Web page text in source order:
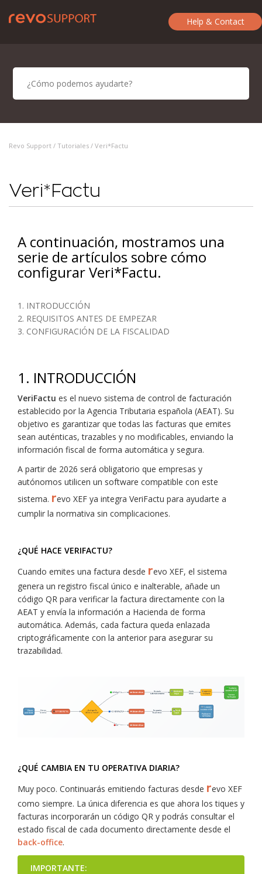
Help & Contact
Revo Support / Tutoriales / Veri*Factu
Veri*Factu
A continuación, mostramos una
serie de artículos sobre cómo
configurar Veri*Factu.
1. INTRODUCCIÓN
2. REQUISITOS ANTES DE EMPEZAR
3. CONFIGURACIÓN DE LA FISCALIDAD
1. INTRODUCCIÓN
VeriFactu es el nuevo sistema de control de facturación
establecido por la Agencia Tributaria española (AEAT). Su
objetivo es garantizar que todas las facturas que emites
sean auténticas, trazables y no modificables, enviando la
información fiscal de forma automática y segura.
A partir de 2026 será obligatorio que empresas y
autónomos utilicen un software compatible con este
sistema. revo XEF ya integra VeriFactu para ayudarte a
cumplir la normativa sin complicaciones.
¿QUÉ HACE VERIFACTU?
Cuando emites una factura desde revo XEF, el sistema
genera un registro fiscal único e inalterable, añade un
código QR para verificar la factura directamente con la
AEAT y envía la información a Hacienda de forma
automática. Además, cada factura queda enlazada
criptográficamente con la anterior para asegurar su
trazabilidad.
¿QUÉ CAMBIA EN TU OPERATIVA DIARIA?
Muy poco. Continuarás emitiendo facturas desde revo XEF
como siempre. La única diferencia es que ahora los tiques y
facturas incorporarán un código QR y podrás consultar el
estado fiscal de cada documento directamente desde el
back-office.
IMPORTANTE: